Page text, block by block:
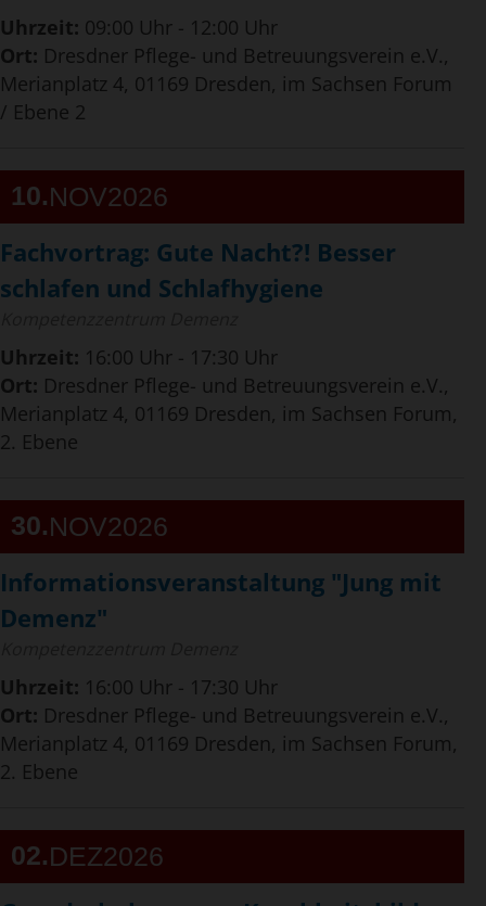
Uhrzeit: 09:00 Uhr - 12:00 Uhr
Ort: Dresdner Pflege- und Betreuungsverein e.V.,
Merianplatz 4, 01169 Dresden, im Sachsen Forum
/ Ebene 2
10 NOV2026
Fachvortrag: Gute Nacht?! Besser
schlafen und Schlafhygiene
Uhrzeit: 16:00 Uhr - 17:30 Uhr
Ort: Dresdner Pflege- und Betreuungsverein e.V.,
Merianplatz 4, 01169 Dresden, im Sachsen Forum,
2. Ebene
30 NOV2026
Informationsveranstaltung "Jung mit
Demenz"
Uhrzeit: 16:00 Uhr - 17:30 Uhr
Ort: Dresdner Pflege- und Betreuungsverein e.V.,
Merianplatz 4, 01169 Dresden, im Sachsen Forum,
2. Ebene
02 DEZ2026